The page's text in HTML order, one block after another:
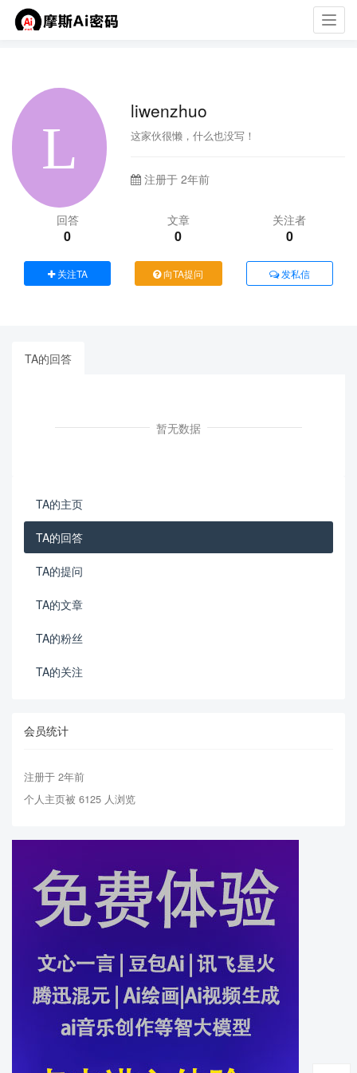
liwenzhuo
这家伙很懒，什么也没写！
注册于 2年前
回答
0
文章
0
关注者
0
关注TA 向TA提问 发私信
TA的回答
暂无数据
TA的主页
TA的回答
TA的提问
TA的文章
TA的粉丝
TA的关注
会员统计
注册于 2年前
个人主页被 6125 人浏览